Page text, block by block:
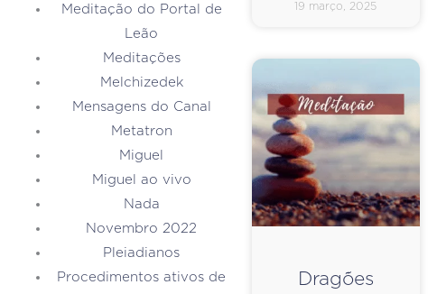
Meditação do Portal de
Leão
Meditações
Melchizedek
Mensagens do Canal
Metatron
Miguel
Miguel ao vivo
Nada
Novembro 2022
Pleiadianos
Procedimentos ativos de
19 março, 2025
Dragões